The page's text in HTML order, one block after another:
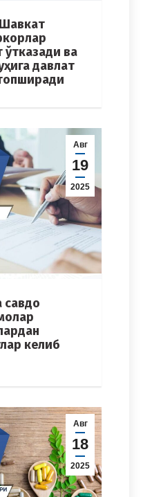
ўтказади ва
давлат
Авг
19
2025
савдо
келиб
Авг
18
2025